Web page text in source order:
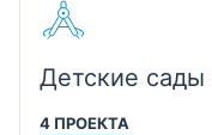
Детские сады
4 ПРОЕКТА